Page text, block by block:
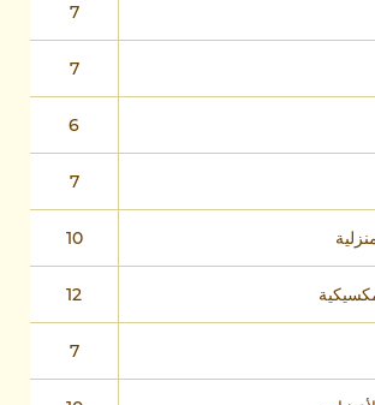
7
7
6
7
10
12
7